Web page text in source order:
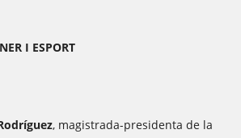
I ESPORT
, magistrada-presidenta de la